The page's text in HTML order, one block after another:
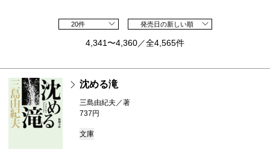
20件 発売日の新しい順
4,341〜4,360／全4,565件
沈める滝
三島由紀夫／著
737円
文庫